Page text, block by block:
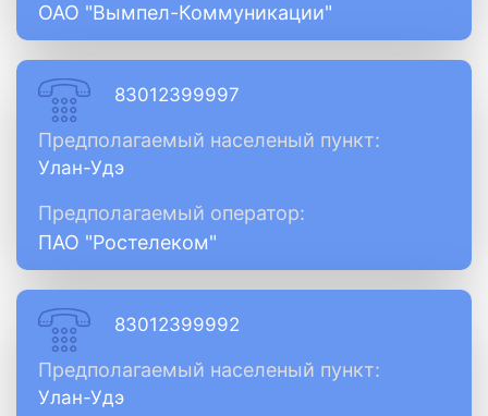
ОАО "Вымпел-Коммуникации"
83012399997
Предполагаемый населеный пункт:
Улан-Удэ
Предполагаемый оператор:
ПАО "Ростелеком"
83012399992
Предполагаемый населеный пункт:
Улан-Удэ